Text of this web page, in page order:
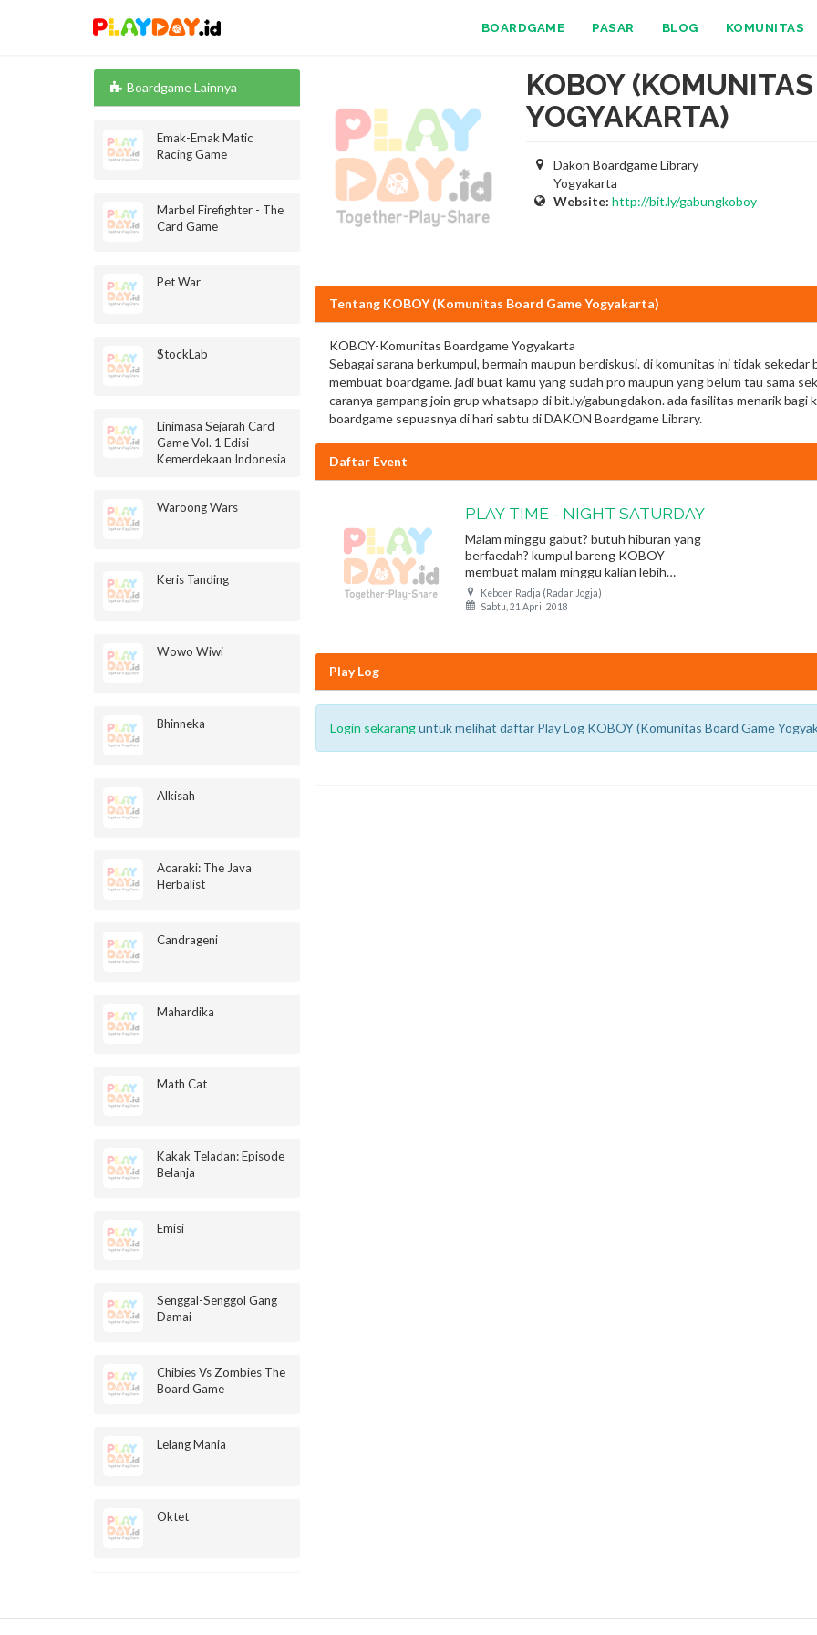
BOARDGAME PASAR BLOG KOMUNITAS
KOBOY
YOGYAKARTA)
Dakon Boardgame Library
Yogyakarta
Website: http://bit.ly/gabungkoboy
Tentang KOBOY (Komunitas Board Game Yogyakarta)
KOBOY-Komunitas Boardgame Yogyakarta
Sebagai sarana berkumpul, bermain maupun berdiskusi. di komunitas ini tidak
membuat boardgame. jadi buat kamu yang sudah pro maupun yang belum tau sama
caranya gampang join grup whatsapp di bit.ly/gabungdakon. ada fasilitas menarik bagi
boardgame sepuasnya di hari sabtu di DAKON Boardgame Library.
Daftar Event
PLAY TIME - NIGHT SATURDAY
Malam minggu gabut? butuh hiburan yang
berfaedah? kumpul bareng KOBOY
membuat malam minggu kalian lebih
berfaedah.
bisa konsultasi gratis bagi yang punya s
Keboen Radja (Radar Jogja)
Sabtu, 21 April 2018
Play Log
Login sekaranguntuk melihat daftar Play Log KOBOY (Komunitas Board Game
Boardgame Lainnya
Emak-Emak Matic
Racing Game
Marbel Firefighter - The
Card Game
Pet War
$tockLab
Linimasa Sejarah Card
Game Vol. 1 Edisi
Kemerdekaan Indonesia
Waroong Wars
Keris Tanding
Wowo Wiwi
Bhinneka
Alkisah
Acaraki: The Java
Herbalist
Candrageni
Mahardika
Math Cat
Kakak Teladan: Episode
Belanja
Emisi
Senggal-Senggol Gang
Damai
Chibies Vs Zombies The
Board Game
Lelang Mania
Oktet